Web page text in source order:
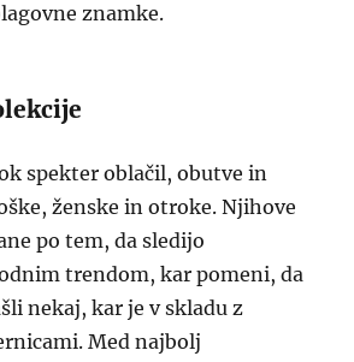
znamke.
spekter oblačil, obutve in
ženske in otroke. Njihove
po tem, da sledijo
trendom, kar pomeni, da
nekaj, kar je v skladu z
Med najbolj